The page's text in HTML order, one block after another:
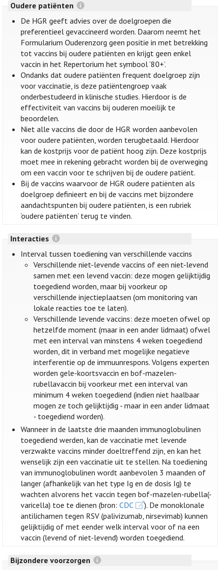
Oudere patiënten
De HGR geeft advies over de doelgroepen die
preferentieel gevaccineerd worden. Daarom neemt het
Formularium Ouderenzorg geen positie in met betrekking
tot vaccins bij oudere patiënten en krijgt geen enkel
vaccin in het Repertorium het symbool ‘80+’.
Ondanks dat oudere patiënten frequent doelgroep zijn
voor vaccinatie, is deze patiëntengroep vaak
onderbestudeerd in klinische studies. Hierdoor is de
effectiviteit van vaccins bij ouderen moeilijk te
beoordelen.
Niet alle vaccins die door de HGR worden aanbevolen
voor oudere patiënten, worden terugbetaald. Hierdoor
kan de kostprijs voor de patiënt hoog zijn. Deze kostprijs
moet mee in rekening gebracht worden bij de overweging
om een vaccin voor te schrijven bij de oudere patiënt.
Bij de vaccins waarvoor de HGR oudere patiënten als
doelgroep definieert en bij de vaccins met bijzondere
aandachtspunten bij oudere patiënten, is een rubriek
‘oudere patiënten’ terug te vinden.
Interacties
Interval tussen toediening van verschillende vaccins
Verschillende niet-levende vaccins of een niet-levend
samen met een levend vaccin: deze mogen gelijktijdig
toegediend worden, maar bij voorkeur op
verschillende injectieplaatsen (om monitoring van
lokale reacties toe te laten).
Verschillende levende vaccins: deze moeten ofwel op
hetzelfde moment (maar in een ander lidmaat) ofwel
met een interval van minstens 4 weken toegediend
worden, dit in verband met mogelijke negatieve
interferentie op de immuunrespons. Volgens experten
worden gele-koortsvaccin en bof-mazelen-
rubellavaccin bij voorkeur met een interval van
minimum 4 weken toegediend (indien niet haalbaar
mogen ze toch gelijktijdig - maar in een ander lidmaat
- toegediend worden).
Wanneer in de laatste drie maanden immunoglobulinen
toegediend werden, kan de vaccinatie met levende
verzwakte vaccins minder doeltreffend zijn, en kan het
wenselijk zijn een vaccinatie uit te stellen. Na toediening
van immunoglobulinen wordt aanbevolen 3 maanden of
langer (afhankelijk van het type Ig en de dosis Ig) te
wachten alvorens het vaccin tegen bof-mazelen-rubella(-
varicella) toe te dienen (bron:CDC
). De monoklonale
antilichamen tegen RSV (palivizumab, nirsevimab) kunnen
gelijktijdig of met eender welk interval voor of na een
vaccin (levend of niet-levend) worden toegediend.
Bijzondere voorzorgen